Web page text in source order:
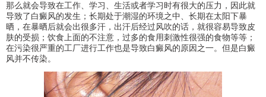
那么就会导致在工作、学习、生活或者学习时有很大的压力，因此就
导致了白癜风的发生；长期处于潮湿的环境之中、长期在太阳下暴
晒，在暴晒后就会出很多汗，出汗后经过风吹的话，就很容易导致皮
肤的受损；饮食上面的不注意，过多的食用刺激性很强的食物等等；
在污染很严重的工厂进行工作也是导致白癜风的原因之一。但是白癜
风并不传染。